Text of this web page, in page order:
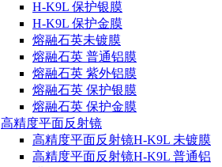
H-K9L 保护银膜
H-K9L 保护金膜
熔融石英未镀膜
熔融石英 普通铝膜
熔融石英 紫外铝膜
熔融石英 保护银膜
熔融石英 保护金膜
高精度平面反射镜
高精度平面反射镜H-K9L 未镀膜
高精度平面反射镜H-K9L 普通铝